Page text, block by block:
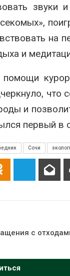
на
и
что
и
первый в
Сочи
с